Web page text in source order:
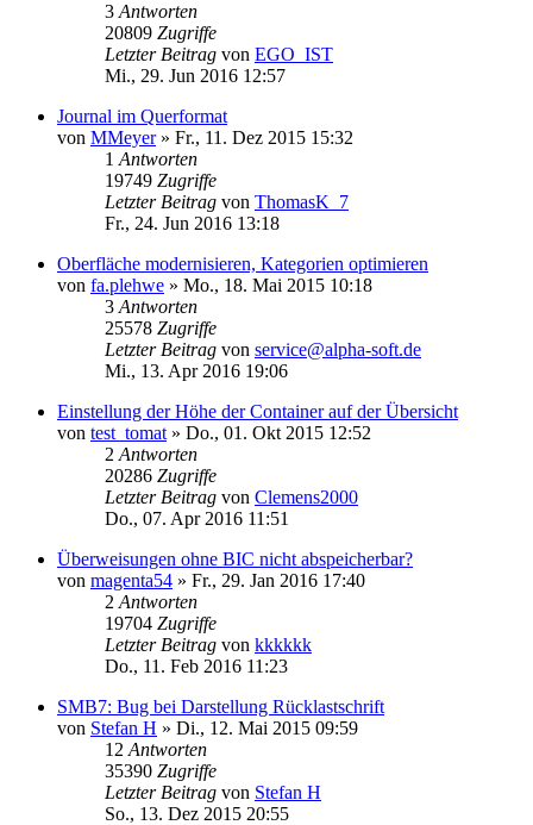
3 Antworten
20809 Zugriffe
Letzter Beitrag von EGO_IST
Mi., 29. Jun 2016 12:57
Journal im Querformat
von MMeyer» Fr., 11. Dez 2015 15:32
1 Antworten
19749 Zugriffe
Letzter Beitrag von ThomasK_7
Fr., 24. Jun 2016 13:18
Oberfläche modernisieren, Kategorien optimieren
von fa.plehwe » Mo., 18. Mai 2015 10:18
3 Antworten
25578 Zugriffe
Letzter Beitrag von service@alpha-soft.de
Mi., 13. Apr 2016 19:06
Einstellung der Höhe der Container auf der Übersicht
von test_tomat » Do., 01. Okt 2015 12:52
2 Antworten
20286 Zugriffe
Letzter Beitrag von Clemens2000
Do., 07. Apr 2016 11:51
Überweisungen ohne BIC nicht abspeicherbar?
von magenta54 » Fr., 29. Jan 2016 17:40
2 Antworten
19704 Zugriffe
Letzter Beitrag von kkkkkk
Do., 11. Feb 2016 11:23
SMB7: Bug bei Darstellung Rücklastschrift
von Stefan H » Di., 12. Mai 2015 09:59
12 Antworten
35390 Zugriffe
Letzter Beitrag von Stefan H
So., 13. Dez 2015 20:55